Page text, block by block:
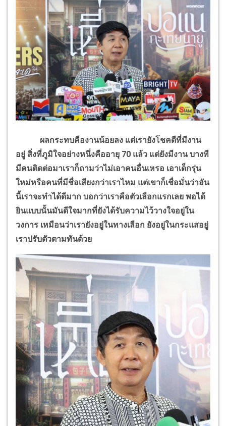
ผลกระทบคืองานน้อยลง แต่เรายังโชคดีที่มีงาน
อยู่ สิ่งที่ภูมิใจอย่างหนึ่งคืออายุ 70 แล้ว แต่ยังมีงาน บางที
มีคนติดต่อมาเราก็ถามว่าไม่เอาคนอื่นเหรอ เอาเด็กรุ่น
ใหม่หรือคนที่มีชื่อเสียงกว่าเราไหม แต่เขาก็เชื่อมั่นว่าอัน
นี้เราจะทำได้ดีมาก บอกว่าเราคือตัวเลือกแรกเลย พอได้
ยินแบบนั้นมันดีใจมากที่ยังได้รับความไว้วางใจอยู่ใน
วงการ เหมือนว่าเรายังอยู่ในทางเลือก ยังอยู่ในกระแสอยู่
เราปรับตัวตามทันด้วย